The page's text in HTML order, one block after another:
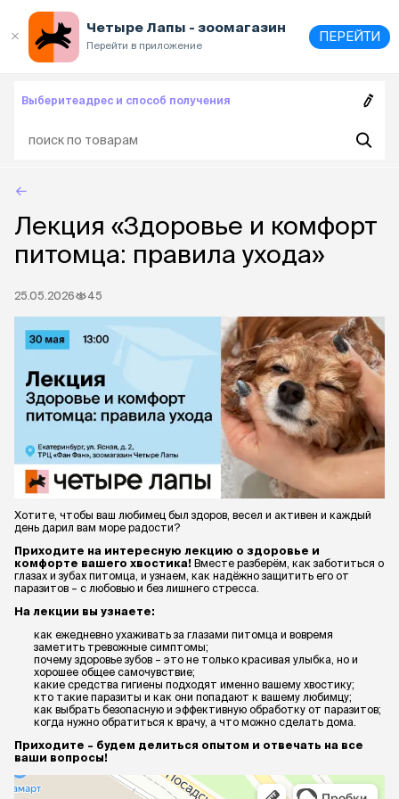
Четыре Лапы - зоомагазин
Перейти в приложение
ПЕРЕЙТИ
Выберитеадрес и способ получения
Лекция «Здоровье и комфорт
питомца: правила ухода»
25.05.2026 45
Хотите, чтобы ваш любимец был здоров, весел и активен и каждый
день дарил вам море радости?
Приходите на интересную лекцию о здоровье и
комфорте вашего хвостика! Вместе разберём, как заботиться о
глазах и зубах питомца, и узнаем, как надёжно защитить его от
паразитов – с любовью и без лишнего стресса.
На лекции вы узнаете:
как ежедневно ухаживать за глазами питомца и вовремя
заметить тревожные симптомы;
почему здоровье зубов – это не только красивая улыбка, но и
хорошее общее самочувствие;
какие средства гигиены подходят именно вашему хвостику;
кто такие паразиты и как они попадают к вашему любимцу;
как выбрать безопасную и эффективную обработку от паразитов;
когда нужно обратиться к врачу, а что можно сделать дома.
Приходите – будем делиться опытом и отвечать на все
ваши вопросы!